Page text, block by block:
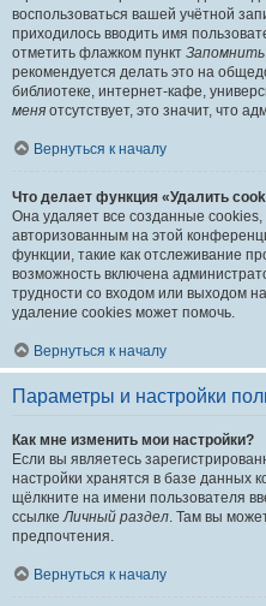
воспользоваться вашей учётной
приходилось вводить имя
отметить флажком пункт
рекомендуется делать это на
библиотеке, интернет-кафе,
меня отсутствует, это значит, что
Вернуться к началу
Что делает функция «Удалить
Она удаляет все созданные
авторизованным на этой
функции, такие как отслеживание
возможность включена
трудности со входом или выходом
удаление cookies может помочь.
Вернуться к началу
Параметры и настройки
Как мне изменить мои настройки?
Если вы являетесь
настройки хранятся в базе данных
щёлкните на имени пользователя
ссылкеЛичный раздел. Там вы
предпочтения.
Вернуться к началу